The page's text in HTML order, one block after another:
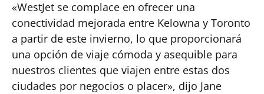
«WestJet se complace en ofrecer una
conectividad mejorada entre Kelowna y Toronto
a partir de este invierno, lo que proporcionará
una opción de viaje cómoda y asequible para
nuestros clientes que viajen entre estas dos
ciudades por negocios o placer», dijo Jane